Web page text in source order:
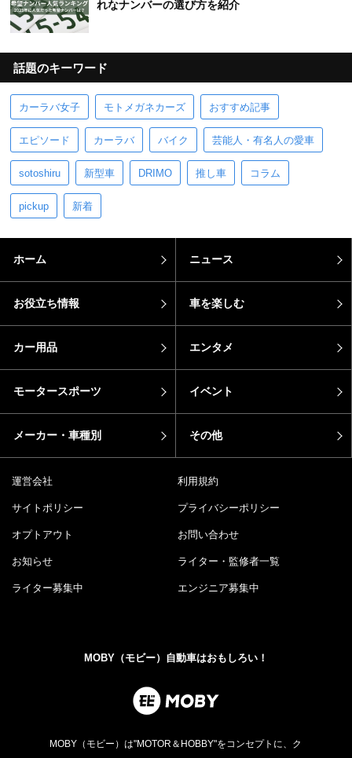
れなナンバーの選び方を紹介
話題のキーワード
カーラバ女子 モトメガネカーズ おすすめ記事
エピソード カーラバ バイク 芸能人・有名人の愛車
sotoshiru 新型車 DRIMO 推し車 コラム
pickup 新着
ホーム ニュース
お役立ち情報 車を楽しむ
カー用品 エンタメ
モータースポーツ イベント
メーカー・車種別 その他
運営会社 利用規約
サイトポリシー プライバシーポリシー
オプトアウト お問い合わせ
お知らせ ライター・監修者一覧
ライター募集中 エンジニア募集中
MOBY（モビー）自動車はおもしろい！
MOBY（モビー）は"MOTOR＆HOBBY"をコンセプトに、ク